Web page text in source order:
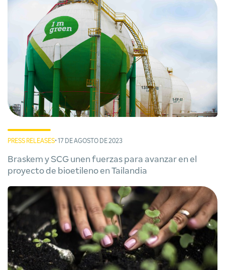
PRESS RELEASES• 17 DE AGOSTO DE 2023
Braskem y SCG unen fuerzas para avanzar en el
proyecto de bioetileno en Tailandia